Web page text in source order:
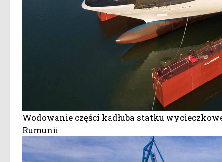
Wodowanie części kadłuba statku
Rumunii